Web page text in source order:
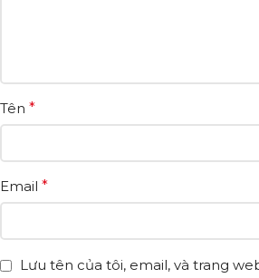
Tên *
Email *
Lưu tên của tôi, email, và trang